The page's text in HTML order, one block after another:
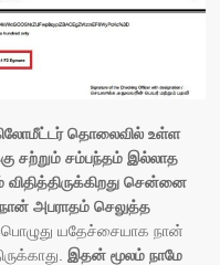
தொலைவில் உள்ள
சற்றும் சம்பந்தம் இல்லாத
சென்னை
அபராதம் செலுத்த
யதேச்சையாக நான்
இதன் மூலம் நாமே